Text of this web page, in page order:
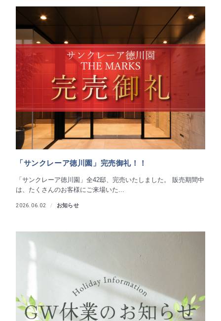
「サンクレーア徳川園」完売御礼！！
「サンクレーア徳川園」全42邸、完売いたしました。 販売期間中
は、たくさんのお客様にご来場いた...
2026.06.02 お知らせ